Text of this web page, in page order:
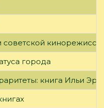
города
книга Ильи